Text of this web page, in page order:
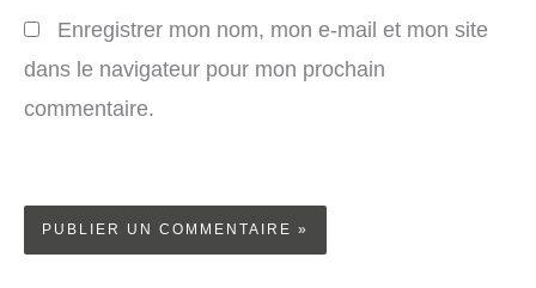
Enregistrer mon nom, mon e-mail et mon site
dans le navigateur pour mon prochain
commentaire.